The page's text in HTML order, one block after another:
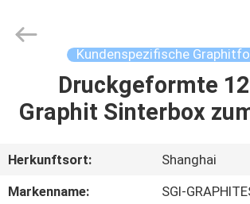
ÜBER
2025
ECER
Kundenspezifische
Druckgeformte
Graphit Sinterbox
Herkunftsort:
Shanghai
Markenname:
SGI-